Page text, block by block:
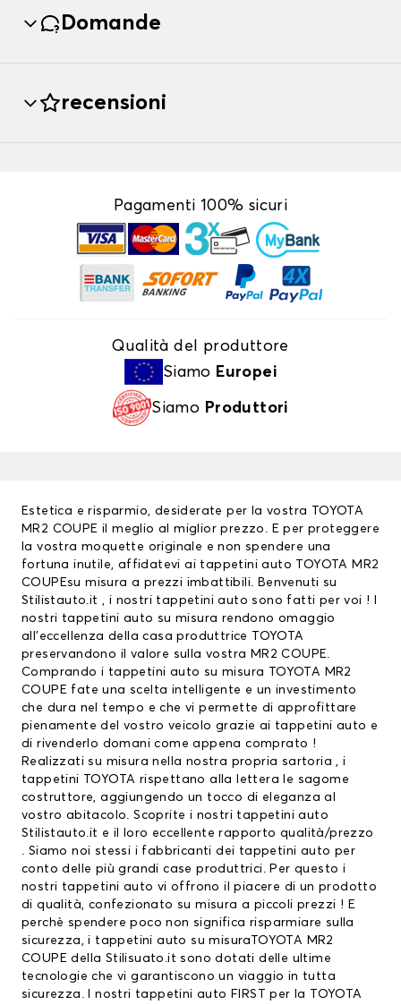
Domande
recensioni
Pagamenti 100% sicuri
Qualità del produttore
Siamo Europei
Siamo Produttori
Estetica e risparmio, desiderate per la vostra TOYOTA
MR2 COUPE il meglio al miglior prezzo. E per proteggere
la vostra moquette originale e non spendere una
fortuna inutile, affidatevi ai tappetini auto TOYOTA MR2
COUPEsu misura a prezzi imbattibili. Benvenuti su
Stilistauto.it , i nostri tappetini auto sono fatti per voi ! I
nostri tappetini auto su misura rendono omaggio
all’eccellenza della casa produttrice TOYOTA
preservandono il valore sulla vostra MR2 COUPE.
Comprando i tappetini auto su misura TOYOTA MR2
COUPE fate una scelta intelligente e un investimento
che dura nel tempo e che vi permette di approfittare
pienamente del vostro veicolo grazie ai tappetini auto e
di rivenderlo domani come appena comprato !
Realizzati su misura nella nostra propria sartoria , i
tappetini TOYOTA rispettano alla lettera le sagome
costruttore, aggiungendo un tocco di eleganza al
vostro abitacolo. Scoprite i nostri tappetini auto
Stilistauto.it e il loro eccellente rapporto qualità/prezzo
. Siamo noi stessi i fabbricanti dei tappetini auto per
conto delle più grandi case produttrici. Per questo i
nostri tappetini auto vi offrono il piacere di un prodotto
di qualità, confezionato su misura a piccoli prezzi ! E
perchè spendere poco non significa risparmiare sulla
sicurezza, i tappetini auto su misuraTOYOTA MR2
COUPE della Stilisuato.it sono dotati delle ultime
tecnologie che vi garantiscono un viaggio in tutta
sicurezza. I nostri tappetini auto FIRST per la TOYOTA